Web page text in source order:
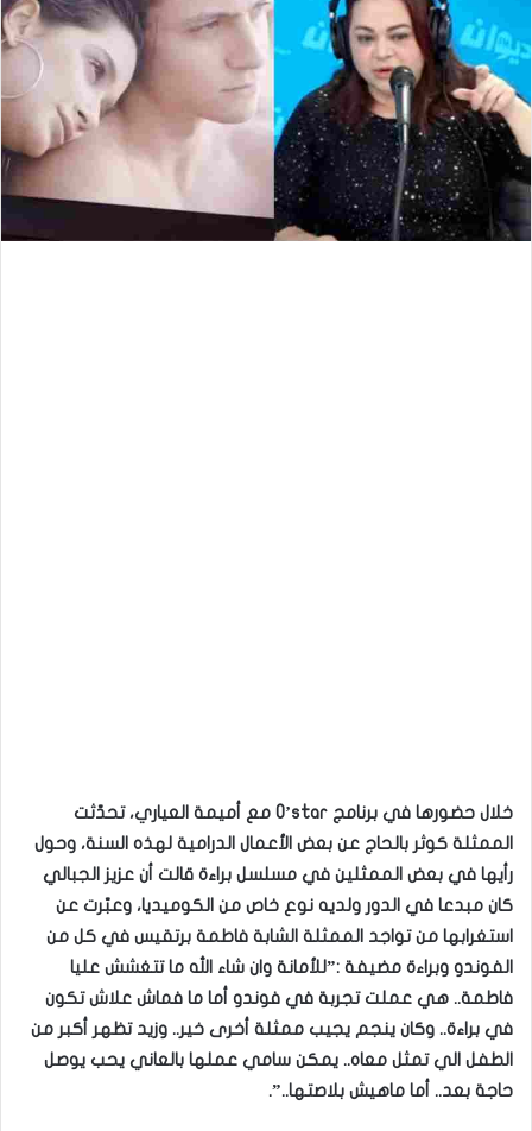
خلال حضورها في برنامج O’star مع أميمة العياري، تحدّثت
الممثلة كوثر بالحاج عن بعض الأعمال الدرامية لهذه السنة، وحول
رأيها في بعض الممثلين في مسلسل براءة قالت أن عزيز الجبالي
كان مبدعا في الدور ولديه نوع خاص من الكوميديا، وعبّرت عن
استغرابها من تواجد الممثلة الشابة فاطمة برتقيس في كل من
الفوندو وبراءة مضيفة :”للأمانة وان شاء الله ما تتغشش عليا
فاطمة.. هي عملت تجربة في فوندو أما ما فماش علاش تكون
في براءة.. وكان ينجم يجيب ممثلة أخرى خير.. وزيد تظهر أكبر من
الطفل الي تمثل معاه.. يمكن سامي عملها بالعاني يحب يوصل
حاجة بعد.. أما ماهيش بلاصتها..”.